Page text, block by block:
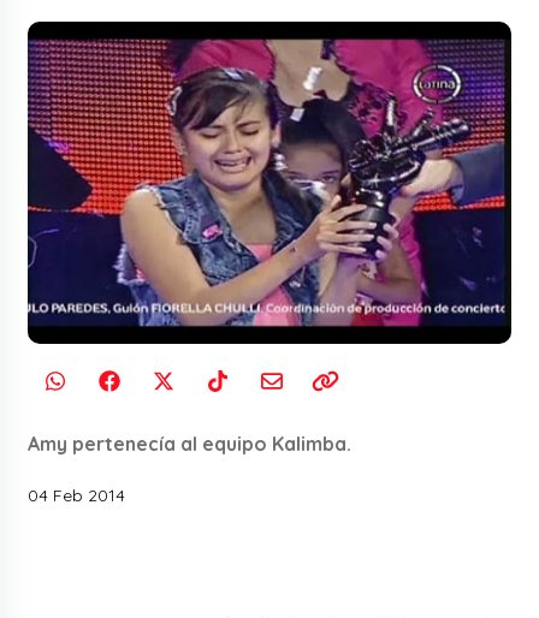
Amy pertenecía al equipo Kalimba.
04 Feb 2014